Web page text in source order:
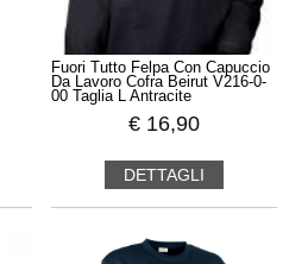
Fuori Tutto Felpa Con Capuccio
Da Lavoro Cofra Beirut V216-0-
00 Taglia L Antracite
€ 16,90
DETTAGLI